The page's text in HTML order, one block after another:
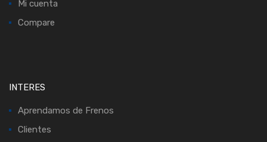
Mi cuenta
Compare
INTERES
Aprendamos de Frenos
Clientes